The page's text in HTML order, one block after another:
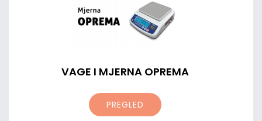
VAGE I MJERNA OPREMA
PREGLED